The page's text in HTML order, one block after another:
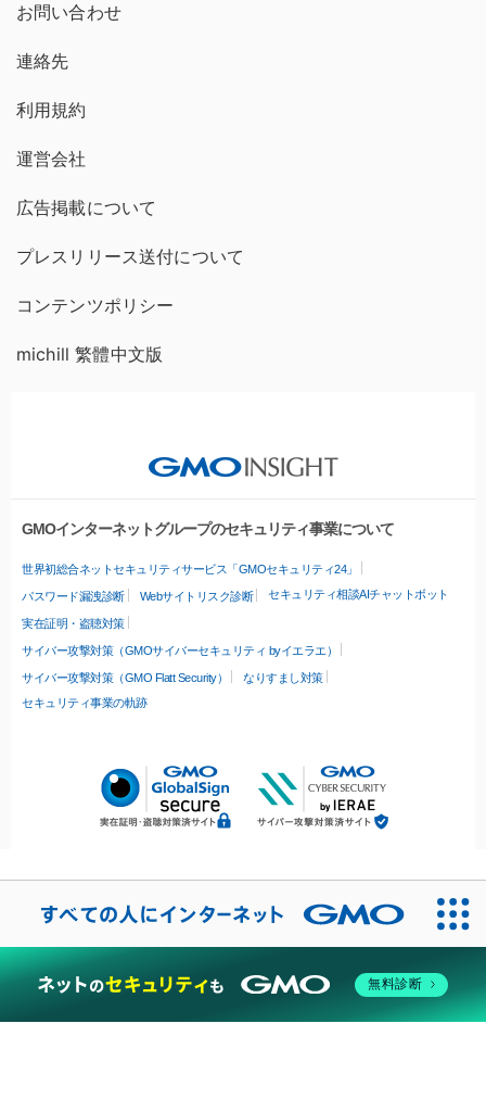
お問い合わせ
連絡先
利用規約
運営会社
広告掲載について
プレスリリース送付について
コンテンツポリシー
michill 繁體中文版
GMOインターネットグループのセキュリティ事業について
世界初総合ネットセキュリティサービス「GMOセキュリティ24」
パスワード漏洩診断 Webサイトリスク診断 セキュリティ相談AIチャットボット
実在証明・盗聴対策
サイバー攻撃対策（GMOサイバーセキュリティ byイエラエ）
サイバー攻撃対策（GMO Flatt Security）
なりすまし対策
セキュリティ事業の軌跡
無料診断